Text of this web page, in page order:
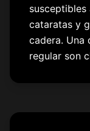
cataratas y
cadera. Una
regular son